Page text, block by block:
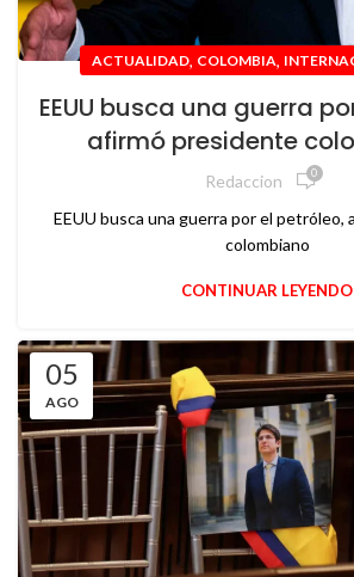
ACTUALIDAD, COLOMBIA,
EEUU busca una guerra
afirmó presidente
Redaccion 0
EEUU busca una guerra por el
colombiano
CONTINUAR LEYENDO
05
AGO